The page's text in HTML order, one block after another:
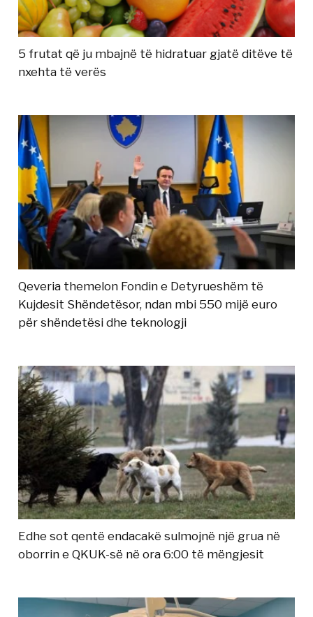
5 frutat që ju mbajnë të hidratuar gjatë ditëve të
nxehta të verës
Qeveria themelon Fondin e Detyrueshëm të
Kujdesit Shëndetësor, ndan mbi 550 mijë euro
për shëndetësi dhe teknologji
Edhe sot qentë endacakë sulmojnë një grua në
oborrin e QKUK-së në ora 6:00 të mëngjesit